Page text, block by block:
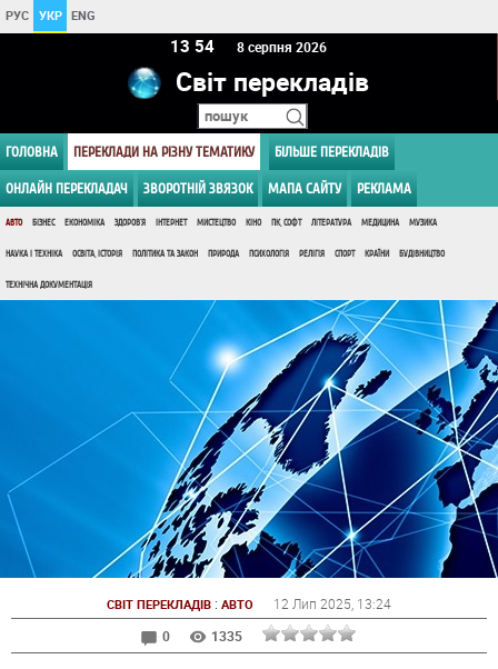
РУС УКР ENG
13:54 8 серпня 2026
Світ перекладів
ГОЛОВНА ПЕРЕКЛАДИ НА РІЗНУ ТЕМАТИКУ БІЛЬШЕ ПЕРЕКЛАДІВ
ОНЛАЙН ПЕРЕКЛАДАЧ ЗВОРОТНІЙ ЗВЯЗОК МАПА САЙТУ РЕКЛАМА
АВТО БІЗНЕС ЕКОНОМІКА ЗДОРОВ'Я ІНТЕРНЕТ МИСТЕЦТВО КІНО ПК, СОФТ ЛІТЕРАТУРА МЕДИЦИНА МУЗИКА
НАУКА І ТЕХНІКА ОСВІТА, ІСТОРІЯ ПОЛІТИКА ТА ЗАКОН ПРИРОДА ПСИХОЛОГІЯ РЕЛІГІЯ СПОРТ КРАЇНИ БУДІВНИЦТВО
ТЕХНІЧНА ДОКУМЕНТАЦІЯ
СВІТ ПЕРЕКЛАДІВ : АВТО 12 Лип 2025 , 13:24
0
1335